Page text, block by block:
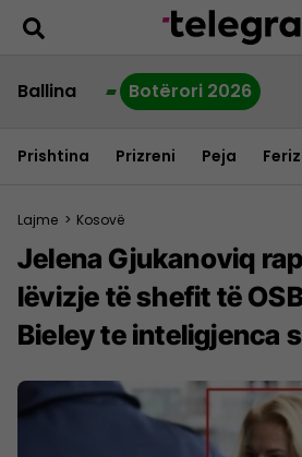
Ballina Botërori 2026
Prishtina Prizreni Peja
Lajme > Kosovë
Jelena Gjukanoviq
lëvizje të shefit të
Bieley te inteligjenca